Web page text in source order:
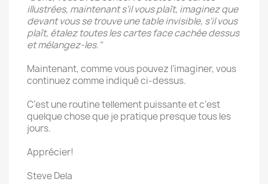
illustrées, maintenant s'il vous plaît, imaginez que
devant vous se trouve une table invisible, s'il vous
plaît, étalez toutes les cartes face cachée dessus
et mélangez-les."
Maintenant, comme vous pouvez l’imaginer, vous
continuez comme indiqué ci-dessus.
C’est une routine tellement puissante et c’est
quelque chose que je pratique presque tous les
jours.
Apprécier!
Steve Dela